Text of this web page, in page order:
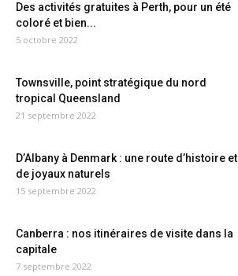
Des activités gratuites à Perth, pour un été
coloré et bien...
5 octobre 2022
Townsville, point stratégique du nord
tropical Queensland
21 septembre 2022
D’Albany à Denmark : une route d’histoire et
de joyaux naturels
15 septembre 2022
Canberra : nos itinéraires de visite dans la
capitale
7 septembre 2022